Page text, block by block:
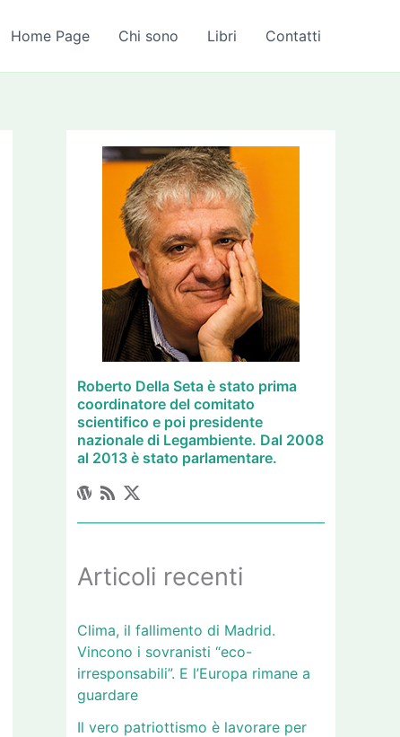
Home Page Chi sono Libri Contatti
Roberto Della Seta è stato prima
coordinatore del comitato
scientifico e poi presidente
nazionale di Legambiente. Dal 2008
al 2013 è stato parlamentare.
Articoli recenti
Clima, il fallimento di Madrid.
Vincono i sovranisti “eco-
irresponsabili”. E l’Europa rimane a
guardare
Il vero patriottismo è lavorare per
c